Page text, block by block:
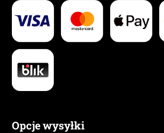
Opcje wysyłki